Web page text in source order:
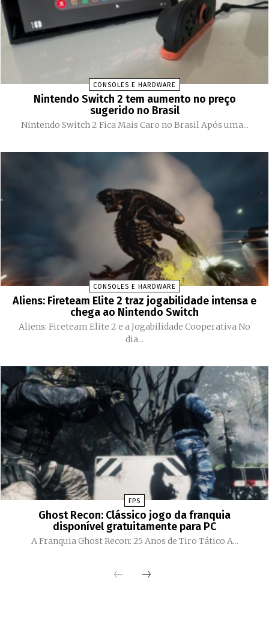
CONSOLES E HARDWARE
Nintendo Switch 2 tem aumento no preço
sugerido no Brasil
Nintendo Switch 2 Fica Mais Caro no Brasil Após uma...
CONSOLES E HARDWARE
Aliens: Fireteam Elite 2 traz jogabilidade intensa e
chega ao Nintendo Switch
Aliens: Fireteam Elite 2 e a Jogabilidade Cooperativa No
dia...
FPS
Ghost Recon: Clássico jogo da franquia
disponível gratuitamente para PC
A Franquia Ghost Recon: 25 Anos de Tiro Tático A...